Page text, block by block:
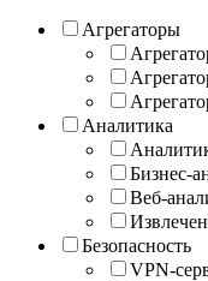
Агрегаторы
Аналитика
Бизнес-
Веб-
Безопасность
VPN-